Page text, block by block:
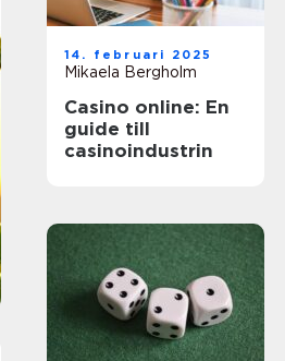
14. februari 2025
Mikaela Bergholm
Casino online: En
guide till
casinoindustrin